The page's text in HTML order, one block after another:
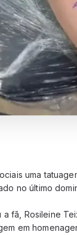
uma
no último
fã, Rosileine
em